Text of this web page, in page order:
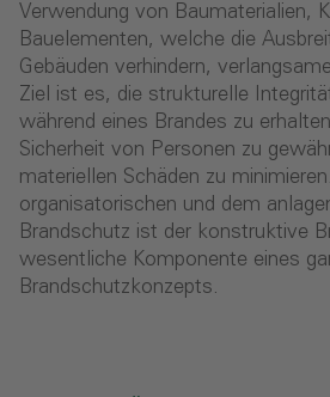
Verwendung von Baumaterialien,
Bauelementen, welche die
Gebäuden verhindern,
Ziel ist es, die strukturelle
während eines Brandes zu
Sicherheit von Personen zu
materiellen Schäden zu
organisatorischen und dem
Brandschutz ist der konstruktive
wesentliche Komponente eines
Brandschutzkonzepts.